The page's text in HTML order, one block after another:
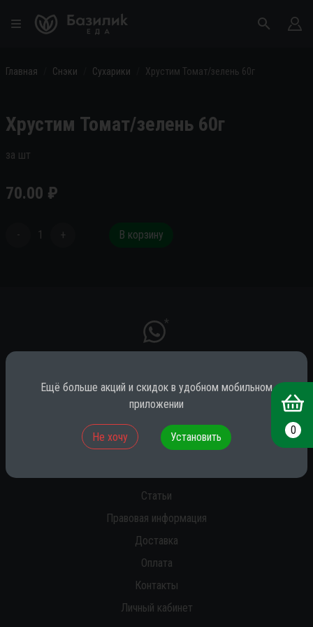
Главная Снэки Сухарики Хрустим Томат/зелень 60г
Хрустим Томат/зелень 60г
за шт
70.00 ₽
- 1 + В корзину
*
* принадлежит компании Meta (признана экстремистской на территории
РФ)
О нас
Статьи
Правовая информация
Доставка
Оплата
Контакты
Личный кабинет
0
Ещё больше акций и скидок в удобном мобильном
приложении
Не хочу Установить